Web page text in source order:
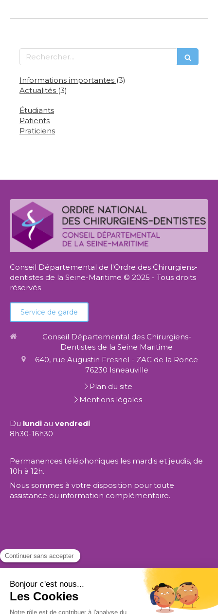
Rechercher
Informations importantes (3)
Actualités (3)
Étudiants
Patients
Praticiens
Conseil Départemental de l'Ordre des Chirurgiens-
dentistes de la Seine-Maritime © 2025 - Tous droits
réservés
Service de garde
Conseil Départemental des Chirurgiens-
Dentistes de la Seine Maritime
640, rue Augustin Fresnel - ZAC de la Ronce
76230 Isneauville
Plan du site
Mentions légales
Du lundi au vendredi
8h30-16h30
Permanences téléphoniques les mardis et jeudis, de
10h à 12h.
Nous sommes à votre disposition pour toute
assistance ou information complémentaire.